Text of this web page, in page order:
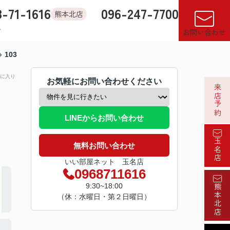
71-1616 熊本北店 096-247-7700
お問い合わせ
103
入り
お気軽にお問い合わせください
LINEからお問い合わせ
無料お問い合わせ
いい部屋ネット 玉名店
0968711616
9:30~18:00
（休：水曜日・第２日曜日）
来店予約
玉名店
熊本北店